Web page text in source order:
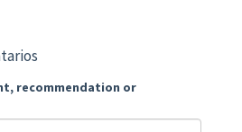
recommendation or